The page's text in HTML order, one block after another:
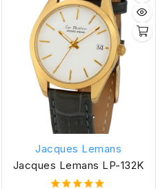
Jacques Lemans
Jacques Lemans LP-132K